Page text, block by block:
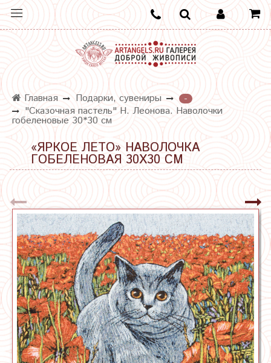
Главная Подарки, сувениры
-
"Сказочная пастель" Н. Леонова. Наволочки
гобеленовые 30*30 см
«ЯРКОЕ ЛЕТО» НАВОЛОЧКА
ГОБЕЛЕНОВАЯ 30Х30 СМ